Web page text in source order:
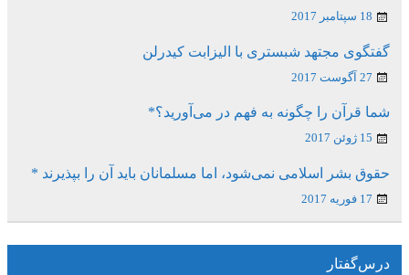
18 سپتامبر 2017
گفتگوی مجتهد شبستری با الیزابت کیدرلن
27 آگوست 2017
شما قرآن را چگونه به فهم در می‌آورید؟*
15 ژوئن 2017
حقوق بشر اسلامی نمی‌شود، اما مسلمانان باید آن را بپذیرند *
17 فوریه 2017
درس‌گفتار